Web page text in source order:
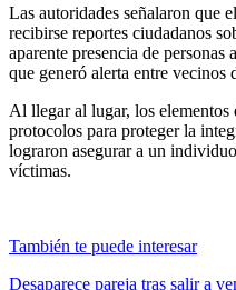
Las autoridades señalaron que
recibirse reportes ciudadanos
aparente presencia de
que generó alerta entre vecinos
Al llegar al lugar, los elementos
protocolos para proteger la
lograron asegurar a un
víctimas.
También te puede interesar
Desaparece pareja tras salir a